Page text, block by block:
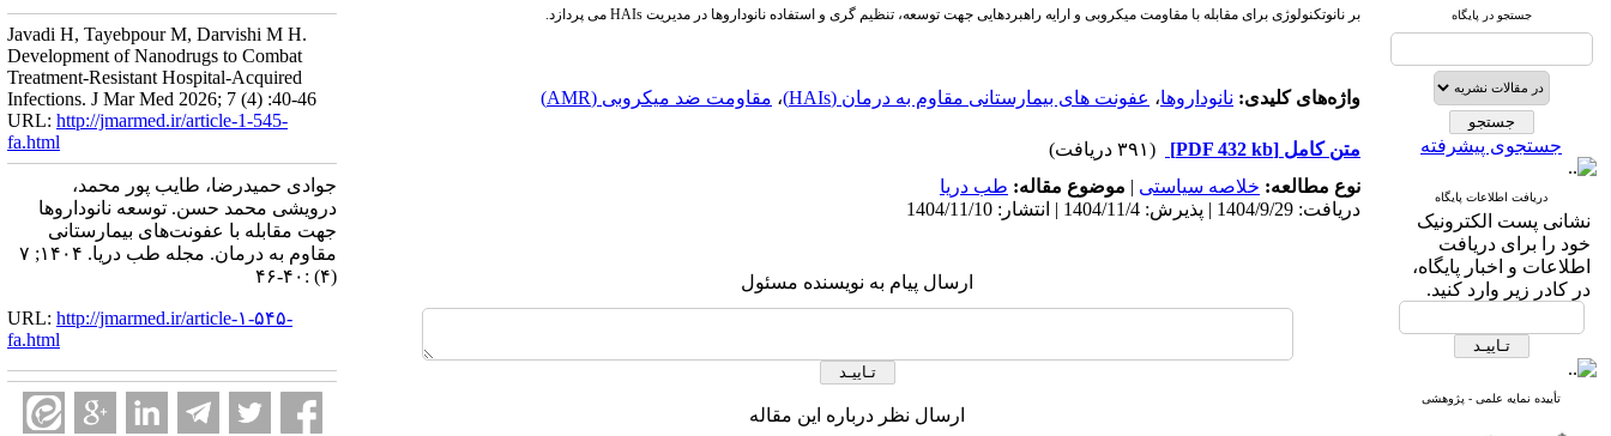
* I2OR
* ROAD
* Scientific Indexing
Services
* SID
* Magiran
* Google Scholar
و دارای رتبه علمی
پژوهشی
از کمیسیون نشریات
وزارت بهداشت و درمان
* Index Medicus for the
جستجو در پایگاه
جستجوی پیشرفته
دریافت اطلاعات پایگاه
نشانی پست الکترونیک
خود را برای دریافت
اطلاعات و اخبار پایگاه،
در کادر زیر وارد کنید.
تأییده نمایه علمی - پژوهشی
بر نانوتکنولوژی برای مقابله با مقاومت میکروبی و ارایه راهبردهایی جهت توسعه، تنظیم گری و استفاده نانوداروها در مدیریت HAIs می پردازد.
واژه‌های کلیدی: نانوداروها، عفونت های بیمارستانی مقاوم به درمان (HAIs) ، مقاومت ضد میکروبی (AMR)
متن کامل [PDF 432 kb]
(۳۹۱ دریافت)
نوع مطالعه: خلاصه سیاستی | موضوع مقاله: طب دریا
دریافت: 1404/9/29 | پذیرش: 1404/11/4 | انتشار: 1404/11/10
ارسال پیام به نویسنده مسئول
ارسال نظر درباره این مقاله
Javadi H, Tayebpour M, Darvishi M H.
Development of Nanodrugs to Combat
Treatment-Resistant Hospital-Acquired
Infections. J Mar Med 2026; 7 (4) :40-46
URL: http://jmarmed.ir/article-1-545-
fa.html
جوادی حمیدرضا، طایب پور محمد،
درویشی محمد حسن. توسعه نانوداروها
جهت مقابله با عفونت‌های بیمارستانی
مقاوم به درمان. مجله طب دریا. ۱۴۰۴; ۷
(۴) :۴۰-۴۶
URL: http://jmarmed.ir/article-۱-۵۴۵-
fa.html